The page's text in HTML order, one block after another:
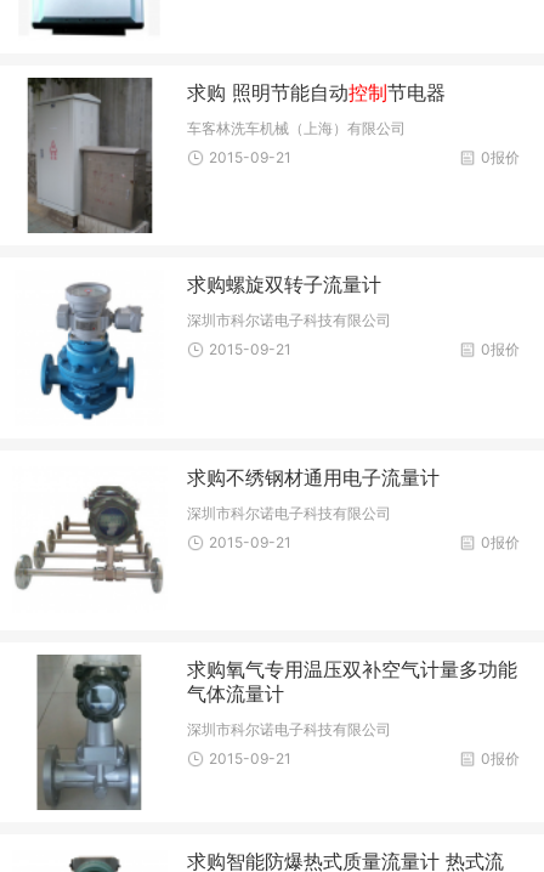
求购 照明节能自动控制节电器
车客林洗车机械（上海）有限公司
0报价
2015-09-21
求购螺旋双转子流量计
深圳市科尔诺电子科技有限公司
0报价
2015-09-21
求购不绣钢材通用电子流量计
深圳市科尔诺电子科技有限公司
0报价
2015-09-21
求购氧气专用温压双补空气计量多功能
气体流量计
深圳市科尔诺电子科技有限公司
0报价
2015-09-21
求购智能防爆热式质量流量计 热式流